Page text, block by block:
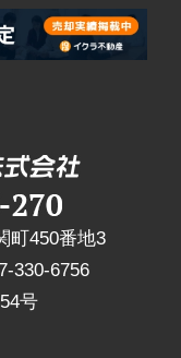
町450番地3
330-6756
号